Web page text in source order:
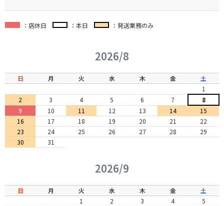
：店休日 ：本日 ：発送業務のみ
2026/8
日 月 火 水 木 金
土
1
2
3 4 5 6 7
8
9
10 11 12 13 14
15
16
17 18 19 20 21
22
23
24 25 26 27 28
29
30
31
2026/9
日 月 火 水 木 金
土
1
2 3 4
5